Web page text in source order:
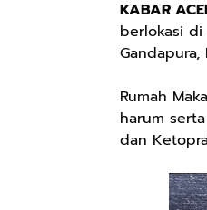
KABAR
berlokasi di
Rumah
harum
dan